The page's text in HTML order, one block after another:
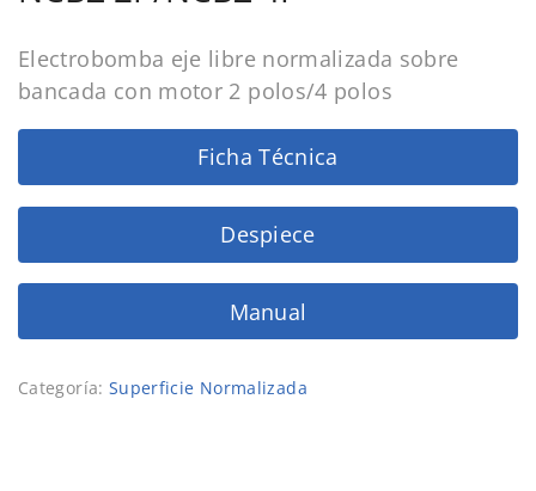
Electrobomba eje libre normalizada sobre
bancada con motor 2 polos/4 polos
Ficha Técnica
Despiece
Manual
Categoría: Superficie Normalizada